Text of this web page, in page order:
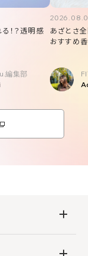
！？透明感
編集部
あざとさ
おすすめ